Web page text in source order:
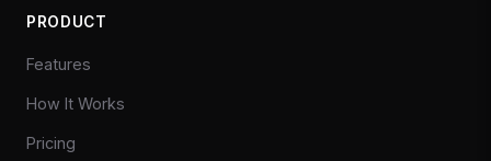
PRODUCT
Features
How It Works
Pricing